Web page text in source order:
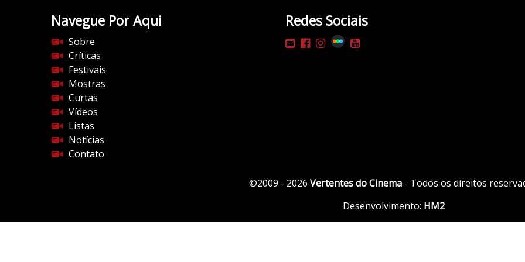
Navegue Por Aqui
Sobre
Críticas
Festivais
Mostras
Curtas
Vídeos
Listas
Notícias
Contato
Redes Sociais
©2009 - 2026 Vertentes do Cinema - Todos os direitos
Desenvolvimento: HM2